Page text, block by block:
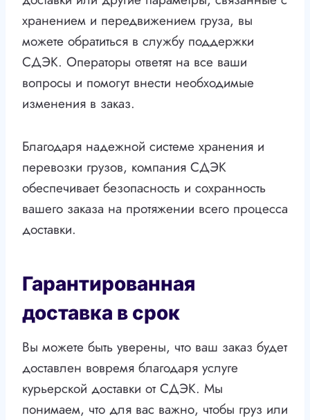
хранением и передвижением груза, вы
можете обратиться в службу поддержки
СДЭК. Операторы ответят на все ваши
вопросы и помогут внести необходимые
изменения в заказ.
Благодаря надежной системе хранения и
перевозки грузов, компания СДЭК
обеспечивает безопасность и сохранность
вашего заказа на протяжении всего процесса
доставки.
Гарантированная
доставка в срок
Вы можете быть уверены, что ваш заказ будет
доставлен вовремя благодаря услуге
курьерской доставки от СДЭК. Мы
понимаем, что для вас важно, чтобы груз или